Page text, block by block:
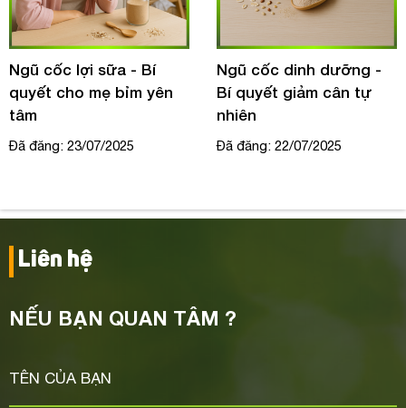
Ngũ cốc lợi sữa - Bí
quyết cho mẹ bỉm yên
tâm
Đã đăng: 23/07/2025
Ngũ cốc dinh dưỡng -
Bí quyết giảm cân tự
nhiên
Đã đăng: 22/07/2025
Liên hệ
NẾU BẠN QUAN TÂM ?